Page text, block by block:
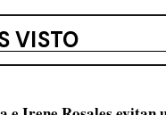
VISTO